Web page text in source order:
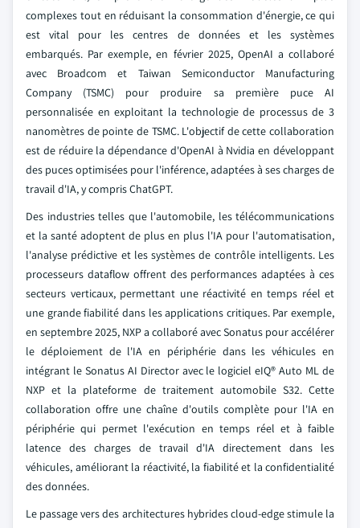
complexes tout en réduisant la consommation d'énergie, ce qui
est vital pour les centres de données et les systèmes
embarqués. Par exemple, en février 2025, OpenAI a collaboré
avec Broadcom et Taiwan Semiconductor Manufacturing
Company (TSMC) pour produire sa première puce AI
personnalisée en exploitant la technologie de processus de 3
nanomètres de pointe de TSMC. L'objectif de cette collaboration
est de réduire la dépendance d'OpenAI à Nvidia en développant
des puces optimisées pour l'inférence, adaptées à ses charges de
travail d'IA, y compris ChatGPT.
Des industries telles que l'automobile, les télécommunications
et la santé adoptent de plus en plus l'IA pour l'automatisation,
l'analyse prédictive et les systèmes de contrôle intelligents. Les
processeurs dataflow offrent des performances adaptées à ces
secteurs verticaux, permettant une réactivité en temps réel et
une grande fiabilité dans les applications critiques. Par exemple,
en septembre 2025, NXP a collaboré avec Sonatus pour accélérer
le déploiement de l'IA en périphérie dans les véhicules en
intégrant le Sonatus AI Director avec le logiciel eIQ® Auto ML de
NXP et la plateforme de traitement automobile S32. Cette
collaboration offre une chaîne d'outils complète pour l'IA en
périphérie qui permet l'exécution en temps réel et à faible
latence des charges de travail d'IA directement dans les
véhicules, améliorant la réactivité, la fiabilité et la confidentialité
des données.
Le passage vers des architectures hybrides cloud-edge stimule la